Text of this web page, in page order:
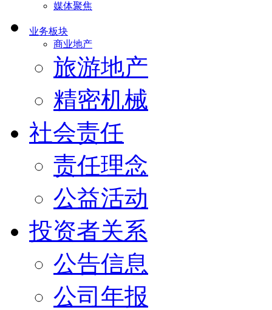
媒体聚焦
业务板块
商业地产
旅游地产
精密机械
社会责任
责任理念
公益活动
投资者关系
公告信息
公司年报